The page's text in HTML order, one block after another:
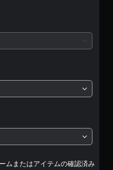
ムまたはアイテムの確認済み